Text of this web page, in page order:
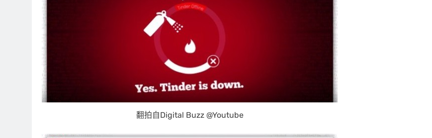
翻拍自Digital Buzz @Youtube